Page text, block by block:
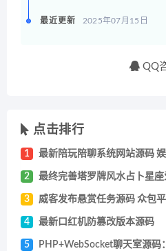
最近更新 2025年07月15日
QQ
点击排行
1 最新陪玩陪聊系统网站源码
2 最终完善塔罗牌风水占卜星
3 威客发布悬赏任务源码 众包
4 最新口红机防篡改版本源码
5 PHP+WebSocket聊天室源码